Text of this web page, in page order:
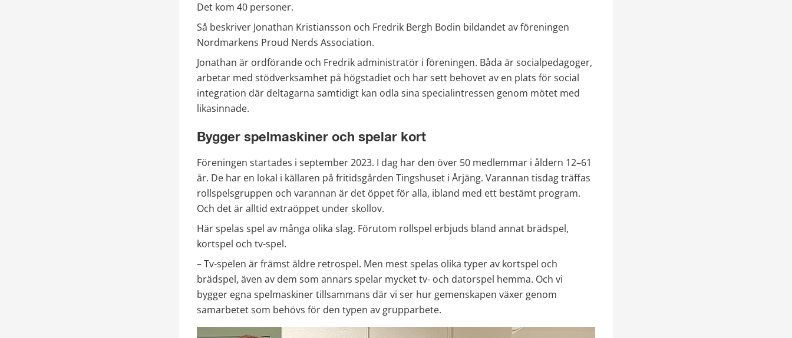
Det kom 40 personer.
Så beskriver Jonathan Kristiansson och Fredrik Bergh Bodin bildandet av föreningen
Nordmarkens Proud Nerds Association.
Jonathan är ordförande och Fredrik administratör i föreningen. Båda är socialpedagoger,
arbetar med stödverksamhet på högstadiet och har sett behovet av en plats för social
integration där deltagarna samtidigt kan odla sina specialintressen genom mötet med
likasinnade.
Bygger spelmaskiner och spelar kort
Föreningen startades i september 2023. I dag har den över 50 medlemmar i åldern 12–61
år. De har en lokal i källaren på fritidsgården Tingshuset i Årjäng. Varannan tisdag träffas
rollspelsgruppen och varannan är det öppet för alla, ibland med ett bestämt program.
Och det är alltid extraöppet under skollov.
Här spelas spel av många olika slag. Förutom rollspel erbjuds bland annat brädspel,
kortspel och tv-spel.
– Tv-spelen är främst äldre retrospel. Men mest spelas olika typer av kortspel och
brädspel, även av dem som annars spelar mycket tv- och datorspel hemma. Och vi
bygger egna spelmaskiner tillsammans där vi ser hur gemenskapen växer genom
samarbetet som behövs för den typen av grupparbete.